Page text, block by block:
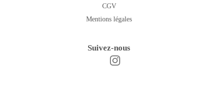
CGV
Mentions légales
Suivez-nous
Facebook